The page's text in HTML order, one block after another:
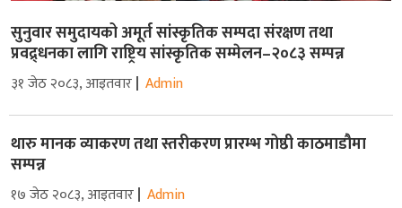
सुनुवार समुदायको अमूर्त सांस्कृतिक सम्पदा संरक्षण तथा
प्रवद्र्धनका लागि राष्ट्रिय सांस्कृतिक सम्मेलन–२०८३ सम्पन्न
३१ जेठ २०८३, आइतवार Admin
थारु मानक व्याकरण तथा स्तरीकरण प्रारम्भ गोष्ठी काठमाडौमा
सम्पन्न
१७ जेठ २०८३, आइतवार Admin